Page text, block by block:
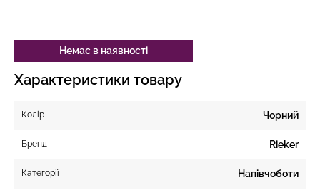
Немає в наявності
Характеристики товару
Колір Чорний
Бренд Rieker
Категорії Напівчоботи